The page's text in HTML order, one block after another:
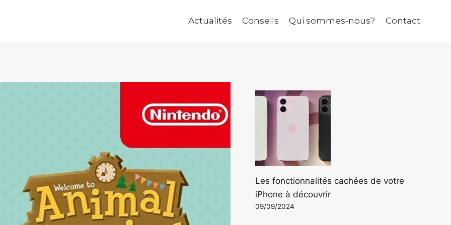
Actualités Conseils Qui sommes-nous? Contact
Les fonctionnalités cachées de votre
iPhone à découvrir
09/09/2024